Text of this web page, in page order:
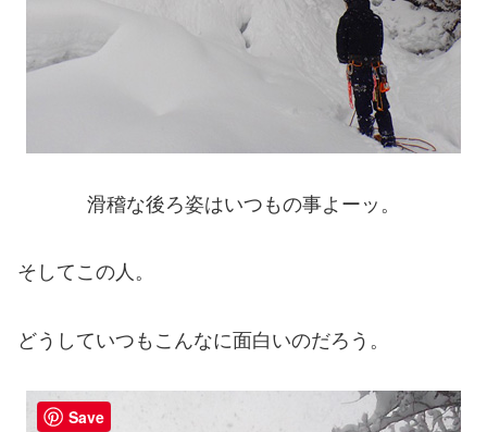
滑稽な後ろ姿はいつもの事よーッ。
そしてこの人。
どうしていつもこんなに面白いのだろう。
Save